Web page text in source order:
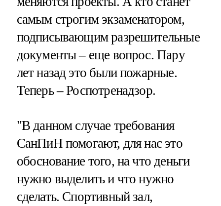
самым строгим экзаменатором,
подписывающим разрешительные
документы – еще вопрос. Пару
лет назад это были пожарные.
Теперь – Роспотренадзор.
"В данном случае требования
СанПиН помогают, для нас это
обоснование того, на что деньги
нужно выделить и что нужно
сделать. Спортивный зал,